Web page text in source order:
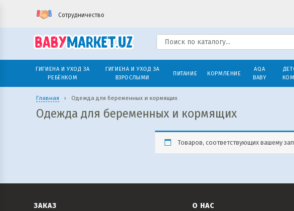
Сотрудничество
ГИГИЕНА И УХОД ЗА
РЕБЁНКОМ
ГИГИЕНА И УХОД ЗА
ВЗРОСЛЫМИ
ПИТАНИЕ КОРМЛЕНИЕ
AQA
BABY
Главная › Одежда для беременных и кормящих
Одежда для беременных и кормящих
Товаров, соответствующих вашему
ЗАКАЗ О НАС